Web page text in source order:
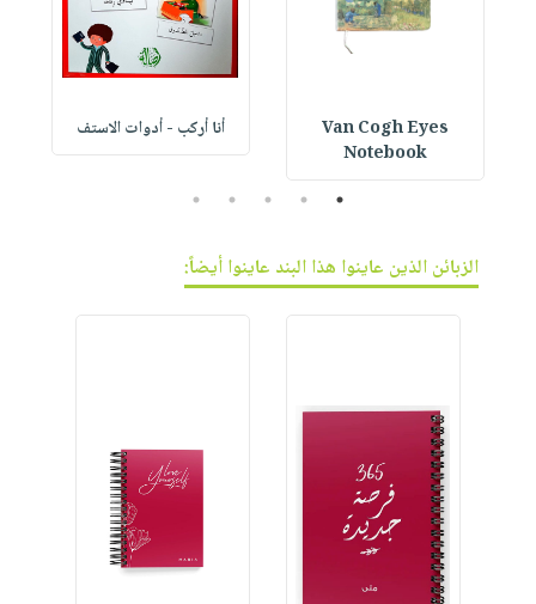
Van Cogh Eyes
Notebook
أنا أركب - أدوات الاستف
1
2
3
4
5
الزبائن الذين عاينوا هذا البند عاينوا أيضاً: